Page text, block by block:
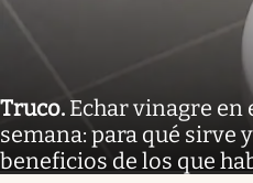
Truco. Echar vinagre en
semana: para qué sirve
beneficios de los que